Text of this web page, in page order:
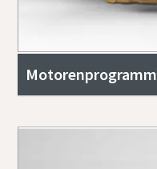
Motorenprogramm